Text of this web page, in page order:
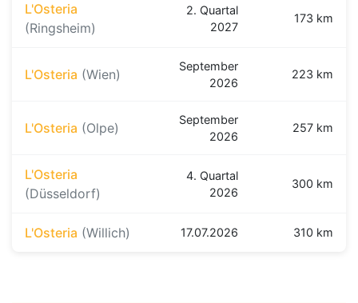
L'Osteria
(Ringsheim)
2. Quartal
2027
173 km
L'Osteria (Wien)
September
2026
223 km
L'Osteria (Olpe)
September
2026
257 km
L'Osteria
(Düsseldorf)
4. Quartal
2026
300 km
L'Osteria (Willich) 17.07.2026 310 km